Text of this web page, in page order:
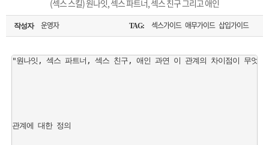
매
사
스
노
우
고
객
터
마
페
문
[무인택배함 이용 안내] 집 밖에 주소로 택배 받기
입금확인이 안되는 상황을 대비해 꼭 입금후 고객센터 연락바랍니다.
(섹스 스킬) 원나잇, 섹스 파트너, 섹스 친구 그리고 애인
작성자 운영자 TAG: 섹스가이드 애무가이드 삽입가이드
"원나잇, 섹스 파트너, 섹스 친구, 애인 과연 이 관계의 차이점이 무엇
관계에 대한 정의